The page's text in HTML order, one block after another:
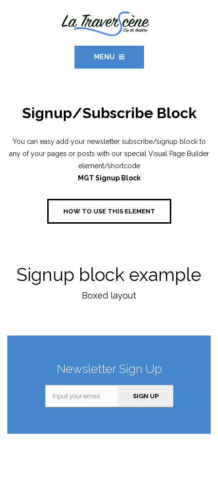
MENU
Signup/Subscribe Block
You can easy add your newsletter subscribe/signup block to
any of your pages or posts with our special Visual Page Builder
element/shortcode
MGT Signup Block
HOW TO USE THIS ELEMENT
Signup block example
Boxed layout
Newsletter Sign Up